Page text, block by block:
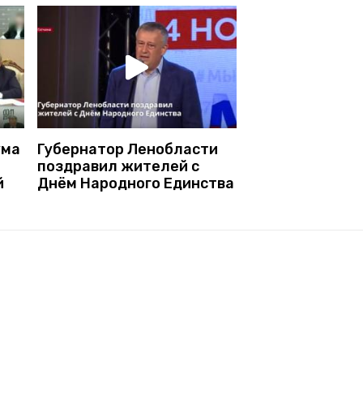
Губернатор Ленобласти
поздравил жителей с
Днём Народного Единства